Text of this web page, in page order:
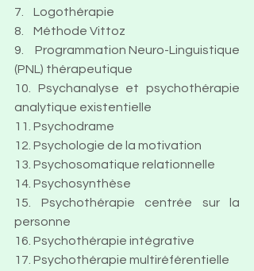
7.    Logothérapie
8.    Méthode Vittoz
9. Programmation Neuro-Linguistique
(PNL) thérapeutique
10. Psychanalyse et psychothérapie
analytique existentielle
11. Psychodrame
12. Psychologie de la motivation
13. Psychosomatique relationnelle
14. Psychosynthèse
15. Psychothérapie centrée sur la
personne
16. Psychothérapie intégrative
17. Psychothérapie multiréférentielle